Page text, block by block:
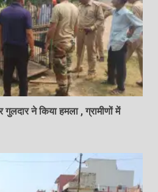
गुलदार ने किया हमला , ग्रामीणों में